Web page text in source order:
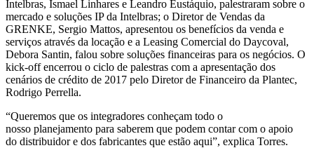
Intelbras, Ismael Linhares e Leandro Eustáquio, palestraram sobre o
mercado e soluções IP da Intelbras; o Diretor de Vendas da
GRENKE, Sergio Mattos, apresentou os benefícios da venda e
serviços através da locação e a Leasing Comercial do Daycoval,
Debora Santin, falou sobre soluções financeiras para os negócios. O
kick-off encerrou o ciclo de palestras com a apresentação dos
cenários de crédito de 2017 pelo Diretor de Financeiro da Plantec,
Rodrigo Perrella.
“Queremos que os integradores conheçam todo o
nosso planejamento para saberem que podem contar com o apoio
do distribuidor e dos fabricantes que estão aqui”, explica Torres.